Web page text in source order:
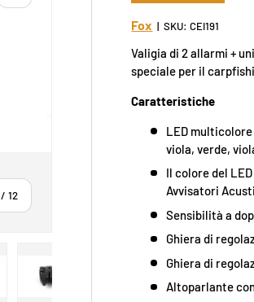
/di
12
Fox |SKU: CEI191
Valigia di 2 allarmi +
speciale per il
Caratteristiche
LED
viola, verde,
Il colore del
Avvisatori
Sensibilità a
Ghiera di
Ghiera di
Altoparlante